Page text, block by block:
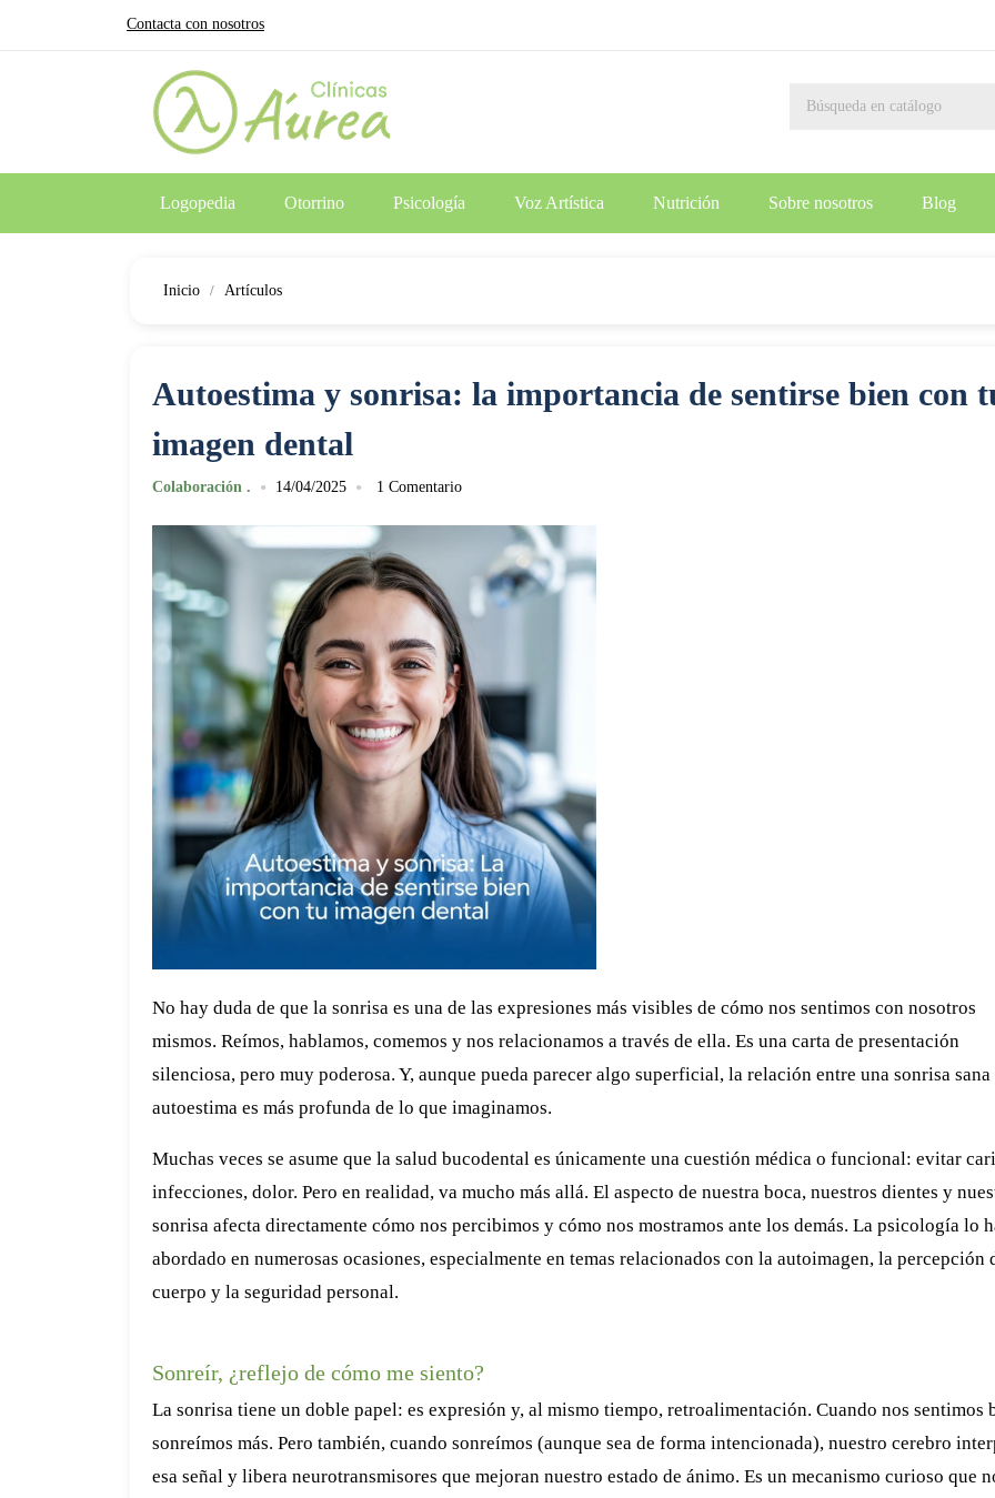
Contacta con nosotros
Logopedia Otorrino Psicología Voz Artística Nutrición Sobre nosotros Blog
Inicio Artículos
Autoestima y sonrisa: la importancia de sentirse bien con
imagen dental
Colaboración . • 14/04/2025 • 1 Comentario
No hay duda de que la sonrisa es una de las expresiones más visibles de cómo nos sentimos con nosotros
mismos. Reímos, hablamos, comemos y nos relacionamos a través de ella. Es una carta de presentación
silenciosa, pero muy poderosa. Y, aunque pueda parecer algo superficial, la relación entre una sonrisa
autoestima es más profunda de lo que imaginamos.
Muchas veces se asume que la salud bucodental es únicamente una cuestión médica o funcional: evitar
infecciones, dolor. Pero en realidad, va mucho más allá. El aspecto de nuestra boca, nuestros dientes y
sonrisa afecta directamente cómo nos percibimos y cómo nos mostramos ante los demás. La psicología lo
abordado en numerosas ocasiones, especialmente en temas relacionados con la autoimagen, la percepción
cuerpo y la seguridad personal.
Sonreír, ¿reflejo de cómo me siento?
La sonrisa tiene un doble papel: es expresión y, al mismo tiempo, retroalimentación. Cuando nos sentimos
sonreímos más. Pero también, cuando sonreímos (aunque sea de forma intencionada), nuestro cerebro
esa señal y libera neurotransmisores que mejoran nuestro estado de ánimo. Es un mecanismo curioso que